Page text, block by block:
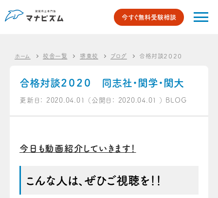
今すぐ無料受験相談
ホーム 校舎一覧 堺東校 ブログ 合格対談２０２０ 同志社・関
合格対談２０２０ 同志社・関学・関大
更新日： 2020.04.01 （公開日： 2020.04.01 ） BLOG
今日も動画紹介していきます！
こんな人は、ぜひご視聴を！！